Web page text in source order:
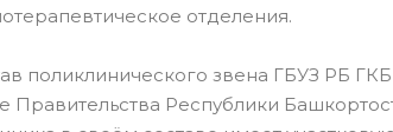
отделения.
поликлинического звена ГБУЗ РБ
Республики